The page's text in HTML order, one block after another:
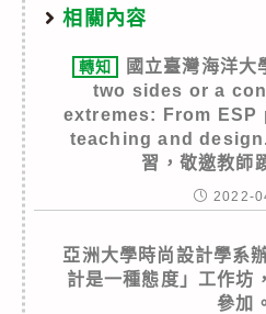
相關內容
轉知
國立臺灣海洋
two sides or a
extremes: From
teaching and design.
習，敬邀教師
2022-
亞洲大學時尚設計學系
計是一種態度」工作坊
參加。